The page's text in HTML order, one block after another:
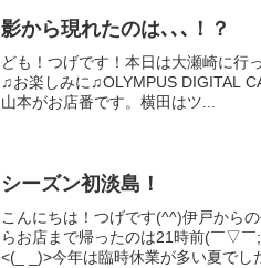
影から現れたのは､､､！？
ども！つげです！本日は大瀬崎に行
♫お楽しみに♫OLYMPUS DIGITAL
山本がお店番です。横田はツ...
シーズン初淡島！
こんにちは！つげです(^^)伊戸から
らお店まで帰ったのは21時前(￣▽
<(_ _)>今年は臨時休業が多い夏でし